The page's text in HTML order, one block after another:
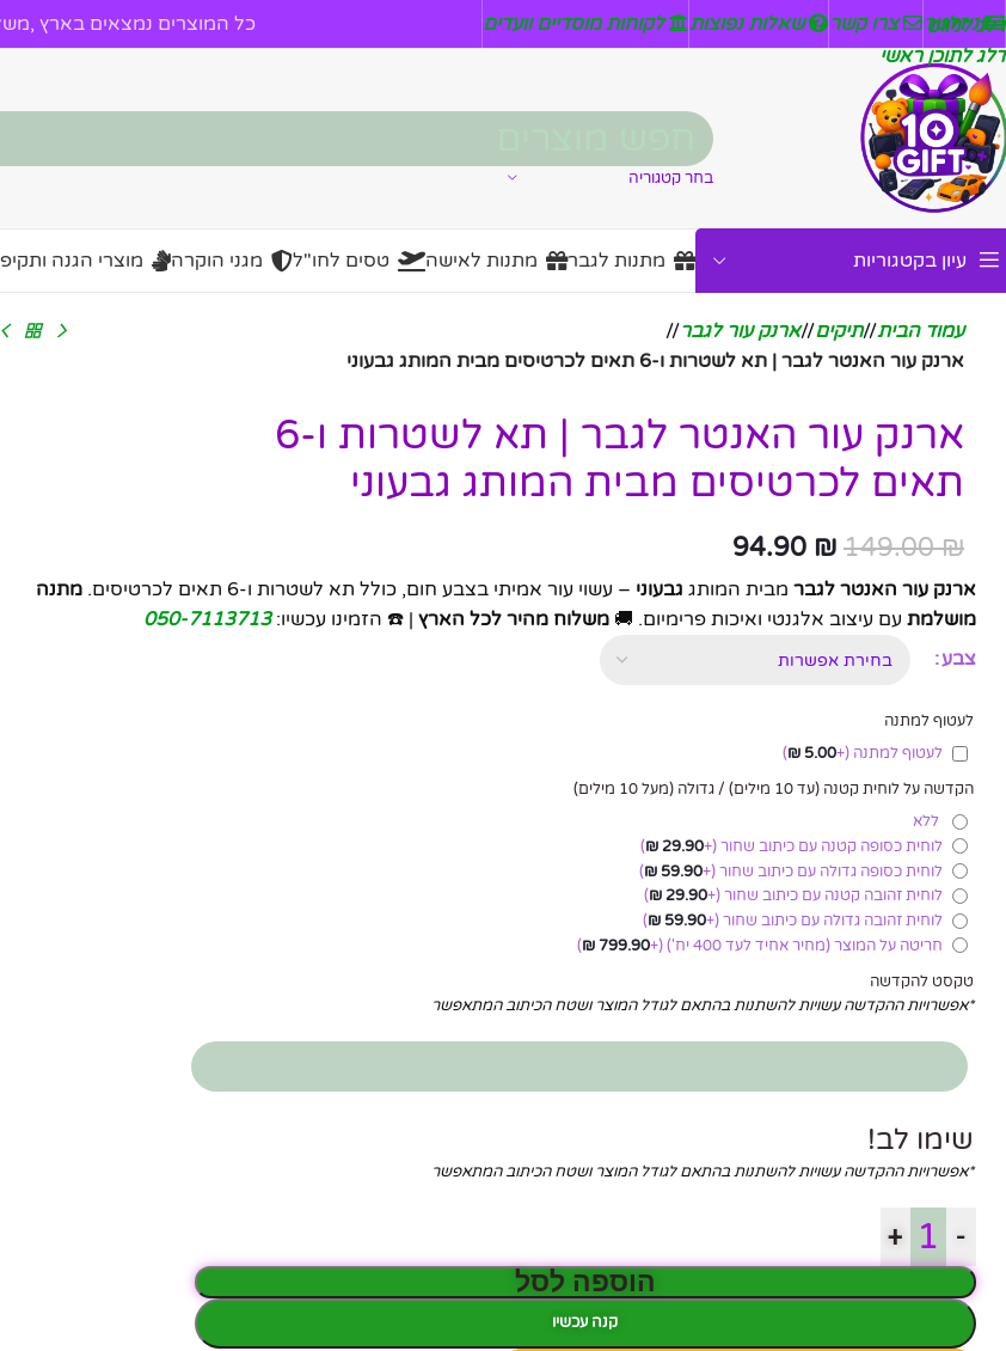
דלג לניווט
דלג לתוכן ראשי
ניזלטר צרו קשר שאלות נפוצות לקוחות מוסדיים וועדים כל המוצרים נמצאים בארץ
בחר קטגוריה
עיון בקטגוריות מתנות לגבר מתנות לאישה טסים לחו"ל מגני הוקרה מוצרי הגנה
עמוד הבית/ תיקים/ ארנק עור לגבר/
ארנק עור האנטר לגבר | תא לשטרות ו-6 תאים לכרטיסים מבית המותג גבעוני
ארנק עור האנטר לגבר | תא לשטרות ו-6
תאים לכרטיסים מבית המותג גבעוני
149.00₪
94.90 ₪
ארנק עור האנטר לגבר מבית המותג גבעוני – עשוי עור אמיתי בצבע חום, כולל תא לשטרות ו-6 תאים לכרטיסים.
מתנה
מושלמת עם עיצוב אלגנטי ואיכות פרימיום. 🚚משלוח מהיר לכל הארץ | ☎️ הזמינו עכשיו:050-7113713
צבע
לעטוף למתנה
לעטוף למתנה(+
5.00
₪
)
הקדשה על לוחית קטנה (עד 10 מילים) / גדולה (מעל 10 מילים)
ללא
לוחית כסופה קטנה עם כיתוב שחור(+
29.90
₪
)
לוחית כסופה גדולה עם כיתוב שחור(+
59.90
₪
)
לוחית זהובה קטנה עם כיתוב שחור(+
29.90
₪
)
לוחית זהובה גדולה עם כיתוב שחור(+
59.90
₪
)
חריטה על המוצר (מחיר אחיד לעד 400 יח')
(+
799.90
₪
)
טקסט להקדשה
*אפשרויות ההקדשה עשויות להשתנות בהתאם לגודל המוצר ושטח הכיתוב המתאפשר
שימו לב!
*אפשרויות ההקדשה עשויות להשתנות בהתאם לגודל המוצר ושטח הכיתוב המתאפשר
-
+
הוספה לסל
קנה עכשיו